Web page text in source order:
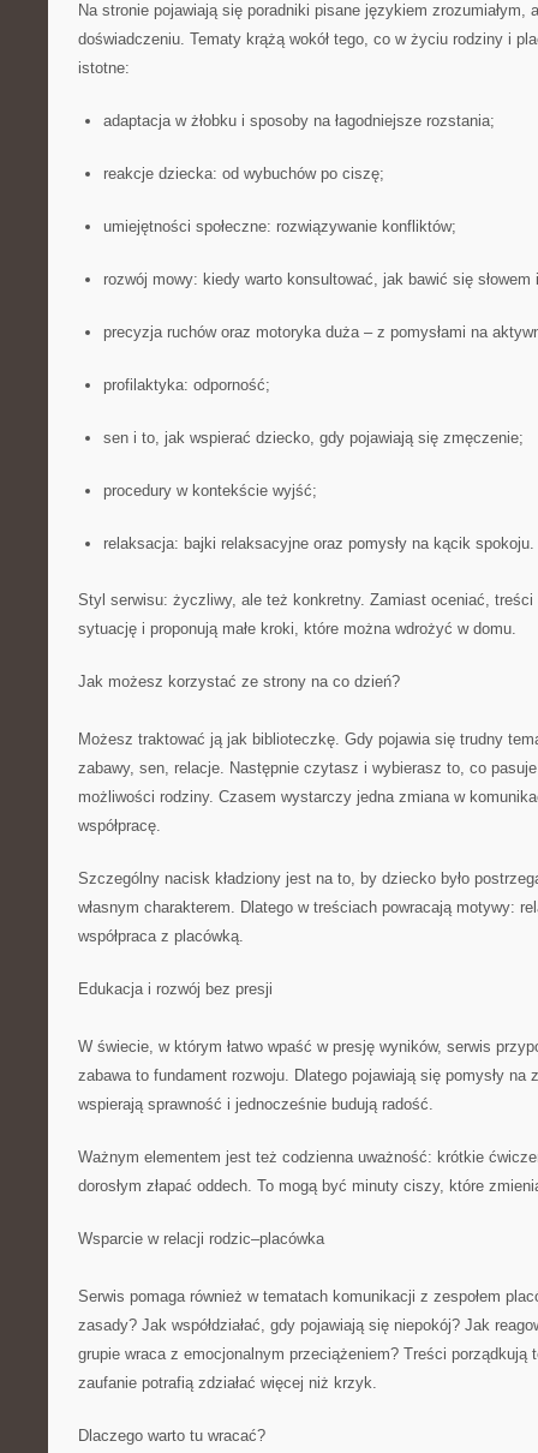
Na stronie pojawiają się poradniki pisane językiem zrozumiałym,
doświadczeniu. Tematy krążą wokół tego, co w życiu rodziny i
istotne:
adaptacja w żłobku i sposoby na łagodniejsze rozstania;
reakcje dziecka: od wybuchów po ciszę;
umiejętności społeczne: rozwiązywanie konfliktów;
rozwój mowy: kiedy warto konsultować, jak bawić się
precyzja ruchów oraz motoryka duża – z pomysłami na
profilaktyka: odporność;
sen i to, jak wspierać dziecko, gdy pojawiają się zmęczenie;
procedury w kontekście wyjść;
relaksacja: bajki relaksacyjne oraz pomysły na kącik spokoju.
Styl serwisu: życzliwy, ale też konkretny. Zamiast oceniać, treści
sytuację i proponują małe kroki, które można wdrożyć w domu.
Jak możesz korzystać ze strony na co dzień?
Możesz traktować ją jak biblioteczkę. Gdy pojawia się trudny
zabawy, sen, relacje. Następnie czytasz i wybierasz to, co
możliwości rodziny. Czasem wystarczy jedna zmiana w
współpracę.
Szczególny nacisk kładziony jest na to, by dziecko było
własnym charakterem. Dlatego w treściach powracają motywy:
współpraca z placówką.
Edukacja i rozwój bez presji
W świecie, w którym łatwo wpaść w presję wyników, serwis
zabawa to fundament rozwoju. Dlatego pojawiają się pomysły na
wspierają sprawność i jednocześnie budują radość.
Ważnym elementem jest też codzienna uważność: krótkie
dorosłym złapać oddech. To mogą być minuty ciszy, które
Wsparcie w relacji rodzic–placówka
Serwis pomaga również w tematach komunikacji z zespołem
zasady? Jak współdziałać, gdy pojawiają się niepokój? Jak
grupie wraca z emocjonalnym przeciążeniem? Treści porządkują
zaufanie potrafią zdziałać więcej niż krzyk.
Dlaczego warto tu wracać?